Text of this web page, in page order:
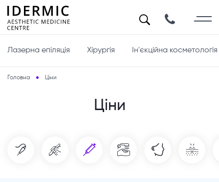
Лазерна епіляція Хірургія Ін'єкційна косметологія
Головна Ціни
Ціни